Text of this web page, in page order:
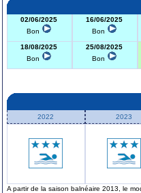
02/06/2025
Bon
16/06/2025
Bon
18/08/2025
Bon
25/08/2025
Bon
2022 2023
A partir de la saison balnéaire 2013, le